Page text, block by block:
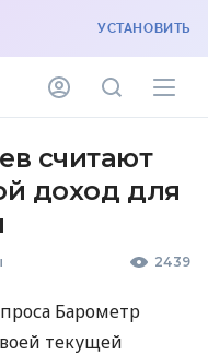
УСТАНОВИТЬ
считают
доход для
2439
Барометр
текущей